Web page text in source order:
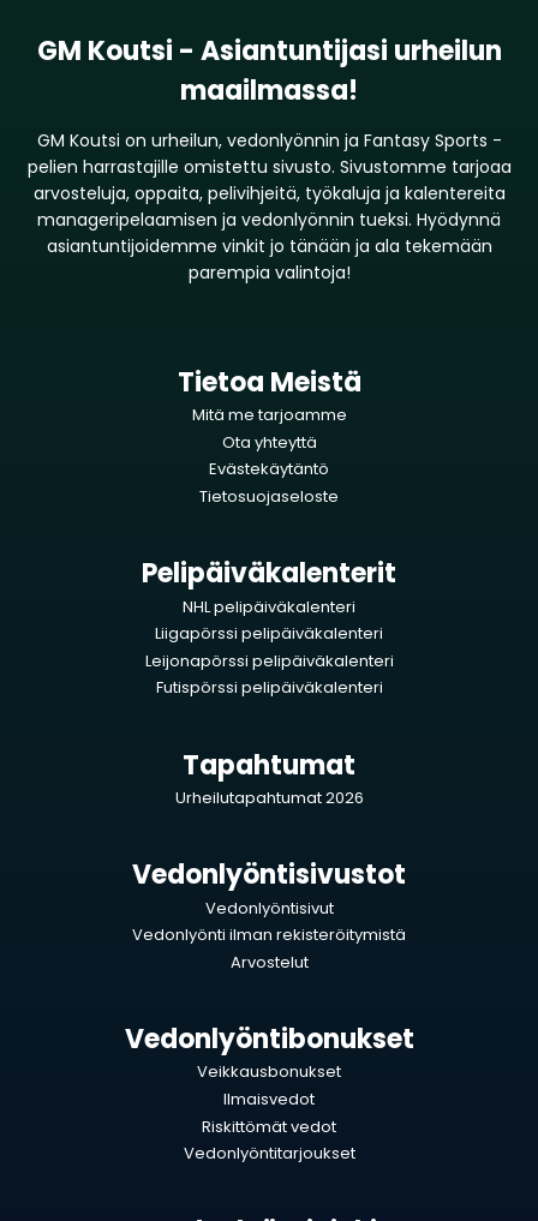
GM Koutsi - Asiantuntijasi urheilun
maailmassa!
GM Koutsi on urheilun, vedonlyönnin ja Fantasy Sports -
pelien harrastajille omistettu sivusto. Sivustomme tarjoaa
arvosteluja, oppaita, pelivihjeitä, työkaluja ja kalentereita
manageripelaamisen ja vedonlyönnin tueksi. Hyödynnä
asiantuntijoidemme vinkit jo tänään ja ala tekemään
parempia valintoja!
Tietoa Meistä
Mitä me tarjoamme
Ota yhteyttä
Evästekäytäntö
Tietosuojaseloste
Pelipäiväkalenterit
NHL pelipäiväkalenteri
Liigapörssi pelipäiväkalenteri
Leijonapörssi pelipäiväkalenteri
Futispörssi pelipäiväkalenteri
Tapahtumat
Urheilutapahtumat 2026
Vedonlyöntisivustot
Vedonlyöntisivut
Vedonlyönti ilman rekisteröitymistä
Arvostelut
Vedonlyöntibonukset
Veikkausbonukset
Ilmaisvedot
Riskittömät vedot
Vedonlyöntitarjoukset